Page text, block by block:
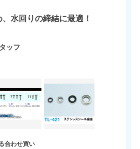
水回りの締結に最適！
ッフ
合わせ買い